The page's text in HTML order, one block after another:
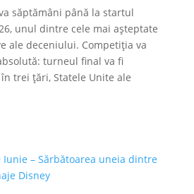
săptămâni până la startul
unul dintre cele mai așteptate
ale deceniului. Competiția va
turneul final va fi
trei țări, Statele Unite ale